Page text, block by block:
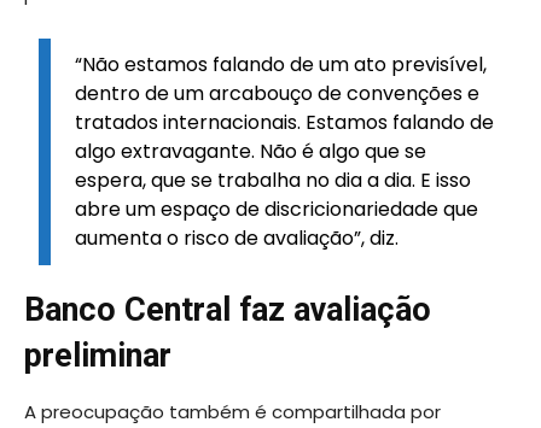
“Não estamos falando de um ato previsível,
dentro de um arcabouço de convenções e
tratados internacionais. Estamos falando de
algo extravagante. Não é algo que se
espera, que se trabalha no dia a dia. E isso
abre um espaço de discricionariedade que
aumenta o risco de avaliação”, diz.
Banco Central faz avaliação
preliminar
A preocupação também é compartilhada por